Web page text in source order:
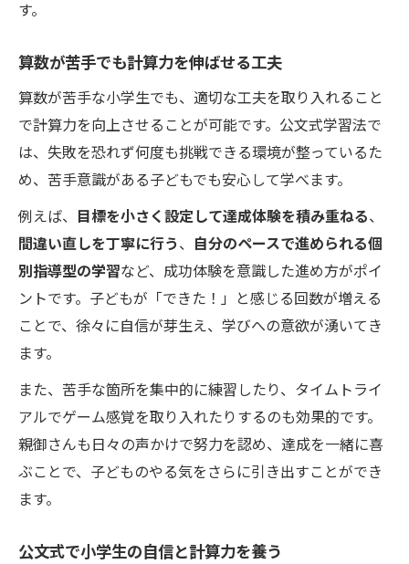
す。
算数が苦手でも計算力を伸ばせる工夫
算数が苦手な小学生でも、適切な工夫を取り入れること
で計算力を向上させることが可能です。公文式学習法で
は、失敗を恐れず何度も挑戦できる環境が整っているた
め、苦手意識がある子どもでも安心して学べます。
例えば、 目標を小さく設定して達成体験を積み重ねる、
間違い直しを丁寧に行う、 自分のペースで進められる個
別指導型の学習など、成功体験を意識した進め方がポイ
ントです。子どもが「できた！」と感じる回数が増える
ことで、徐々に自信が芽生え、学びへの意欲が湧いてき
ます。
また、苦手な箇所を集中的に練習したり、タイムトライ
アルでゲーム感覚を取り入れたりするのも効果的です。
親御さんも日々の声かけで努力を認め、達成を一緒に喜
ぶことで、子どものやる気をさらに引き出すことができ
ます。
公文式で小学生の自信と計算力を養う